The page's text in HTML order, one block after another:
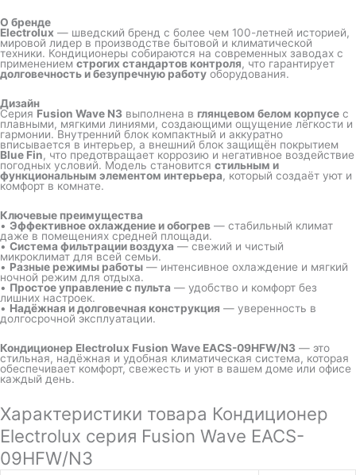
О бренде
Electrolux — шведский бренд с более чем 100-летней историей,
мировой лидер в производстве бытовой и климатической
техники. Кондиционеры собираются на современных заводах с
применением строгих стандартов контроля, что гарантирует
долговечность и безупречную работу оборудования.
Дизайн
Серия Fusion Wave N3 выполнена в глянцевом белом корпусе с
плавными, мягкими линиями, создающими ощущение лёгкости и
гармонии. Внутренний блок компактный и аккуратно
вписывается в интерьер, а внешний блок защищён покрытием
Blue Fin, что предотвращает коррозию и негативное воздействие
погодных условий. Модель становится стильным и
функциональным элементом интерьера, который создаёт уют и
комфорт в комнате.
Ключевые преимущества
• Эффективное охлаждение и обогрев — стабильный климат
даже в помещениях средней площади.
• Система фильтрации воздуха — свежий и чистый
микроклимат для всей семьи.
• Разные режимы работы — интенсивное охлаждение и мягкий
ночной режим для отдыха.
• Простое управление с пульта — удобство и комфорт без
лишних настроек.
• Надёжная и долговечная конструкция — уверенность в
долгосрочной эксплуатации.
Кондиционер Electrolux Fusion Wave EACS-09HFW/N3 — это
стильная, надёжная и удобная климатическая система, которая
обеспечивает комфорт, свежесть и уют в вашем доме или офисе
каждый день.
Характеристики товара Кондиционер
Electrolux серия Fusion Wave EACS-
09HFW/N3